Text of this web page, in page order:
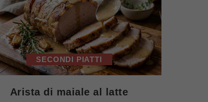
SECONDI PIATTI
Arista di maiale al latte